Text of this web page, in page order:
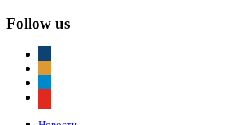
Follow us